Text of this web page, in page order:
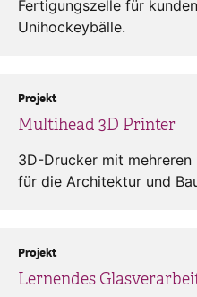
Fertigungszelle für
Unihockeybälle.
Multihead 3D Printer
Projekt
3D-Drucker mit
für die Architektur und
Lernendes
Projekt